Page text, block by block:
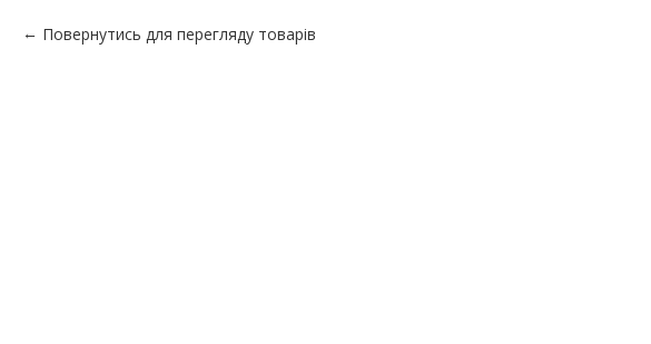
Повернутись для перегляду товарів